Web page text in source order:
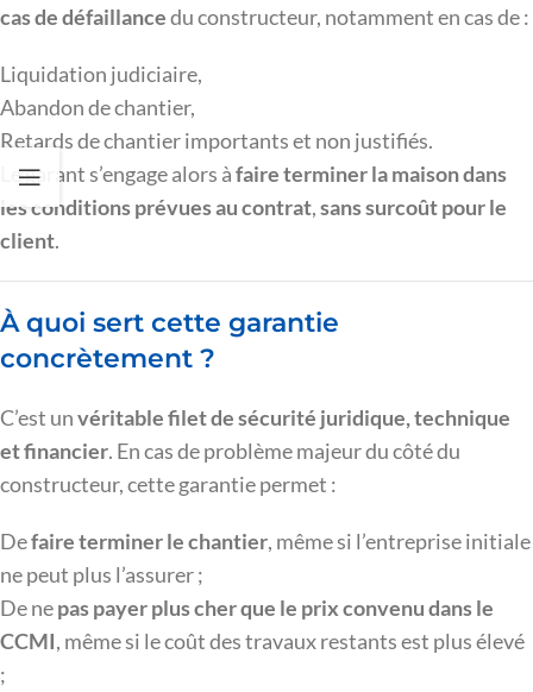
cas de défaillancedu constructeur, notamment en cas de :
Liquidation judiciaire,
Abandon de chantier,
Retards de chantier importants et non justifiés.
Le garant s’engage alors àfaire terminer la maison dans
les conditions prévues au contrat,sans surcoût pour le
client.
À quoi sert cette garantie
concrètement ?
C’est unvéritable filet de sécurité juridique, technique
et financier. En cas de problème majeur du côté du
constructeur, cette garantie permet :
Defaire terminer le chantier, même si l’entreprise initiale
ne peut plus l’assurer ;
De nepas payer plus cher que le prix convenu dans le
CCMI, même si le coût des travaux restants est plus élevé
;